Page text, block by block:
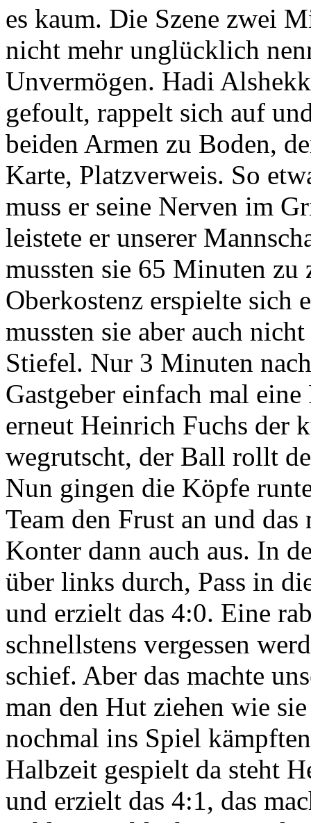
es kaum. Die Szene zwei
nicht mehr unglücklich
Unvermögen. Hadi
gefoult, rappelt sich auf
beiden Armen zu Boden,
Karte, Platzverweis. So
muss er seine Nerven im
leistete er unserer
mussten sie 65 Minuten zu
Oberkostenz erspielte
mussten sie aber auch
Stiefel. Nur 3 Minuten
Gastgeber einfach mal
erneut Heinrich Fuchs der
wegrutscht, der Ball rollt
Nun gingen die Köpfe
Team den Frust an und
Konter dann auch aus. In
über links durch, Pass in
und erzielt das 4:0. Eine
schnellstens vergessen
schief. Aber das machte
man den Hut ziehen wie
nochmal ins Spiel
Halbzeit gespielt da steht
und erzielt das 4:1, das